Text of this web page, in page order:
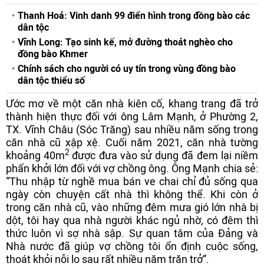
Thanh Hoá: Vinh danh 99 điển hình trong đồng bào các
dân tộc
Vĩnh Long: Tạo sinh kế, mở đường thoát nghèo cho
đồng bào Khmer
Chính sách cho người có uy tín trong vùng đồng bào
dân tộc thiểu số
Ước mơ về một căn nhà kiên cố, khang trang đã trở
thành hiện thực đối với ông Lâm Mạnh, ở Phường 2,
TX. Vĩnh Châu (Sóc Trăng) sau nhiều năm sống trong
căn nhà cũ xập xệ. Cuối năm 2021, căn nhà tường
khoảng 40m2 được đưa vào sử dụng đã đem lại niềm
phấn khởi lớn đối với vợ chồng ông. Ông Mạnh chia sẻ:
“Thu nhập từ nghề mua bán ve chai chỉ đủ sống qua
ngày còn chuyện cất nhà thì không thể. Khi còn ở
trong căn nhà cũ, vào những đêm mưa gió lớn nhà bị
dột, tôi hay qua nhà người khác ngủ nhờ, có đêm thì
thức luôn vì sợ nhà sập. Sự quan tâm của Đảng và
Nhà nước đã giúp vợ chồng tôi ổn định cuộc sống,
thoát khỏi nỗi lo sau rất nhiều năm trăn trở”.